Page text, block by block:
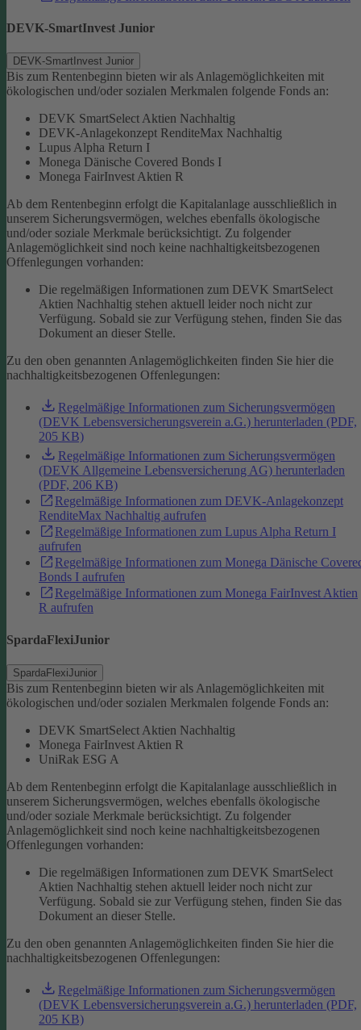
DEVK-SmartInvest Junior
DEVK-SmartInvest Junior
Bis zum Rentenbeginn bieten wir als Anlagemöglichkeiten mit
ökologischen und/oder sozialen Merkmalen folgende Fonds an:
DEVK SmartSelect Aktien Nachhaltig
DEVK-Anlagekonzept RenditeMax Nachhaltig
Lupus Alpha Return I
Monega Dänische Covered Bonds I
Monega FairInvest Aktien R
Ab dem Rentenbeginn erfolgt die Kapitalanlage ausschließlich in
unserem Sicherungsvermögen, welches ebenfalls ökologische
und/oder soziale Merkmale berücksichtigt. Zu folgender
Anlagemöglichkeit sind noch keine nachhaltigkeitsbezogenen
Offenlegungen vorhanden:
Die regelmäßigen Informationen zum DEVK SmartSelect
Aktien Nachhaltig stehen aktuell leider noch nicht zur
Verfügung. Sobald sie zur Verfügung stehen, finden Sie das
Dokument an dieser Stelle.
Zu den oben genannten Anlagemöglichkeiten finden Sie hier die
nachhaltigkeitsbezogenen Offenlegungen:
Regelmäßige Informationen zum Sicherungsvermögen
(DEVK Lebensversicherungsverein a.G.) herunterladen (PDF,
205 KB)
Regelmäßige Informationen zum Sicherungsvermögen
(DEVK Allgemeine Lebensversicherung AG) herunterladen
(PDF, 206 KB)
Regelmäßige Informationen zum DEVK-Anlagekonzept
RenditeMax Nachhaltig aufrufen
Regelmäßige Informationen zum Lupus Alpha Return I
aufrufen
Regelmäßige Informationen zum Monega Dänische
Bonds I aufrufen
Regelmäßige Informationen zum Monega FairInvest Aktien
R aufrufen
SpardaFlexiJunior
SpardaFlexiJunior
Bis zum Rentenbeginn bieten wir als Anlagemöglichkeiten mit
ökologischen und/oder sozialen Merkmalen folgende Fonds an:
DEVK SmartSelect Aktien Nachhaltig
Monega FairInvest Aktien R
UniRak ESG A
Ab dem Rentenbeginn erfolgt die Kapitalanlage ausschließlich in
unserem Sicherungsvermögen, welches ebenfalls ökologische
und/oder soziale Merkmale berücksichtigt. Zu folgender
Anlagemöglichkeit sind noch keine nachhaltigkeitsbezogenen
Offenlegungen vorhanden:
Die regelmäßigen Informationen zum DEVK SmartSelect
Aktien Nachhaltig stehen aktuell leider noch nicht zur
Verfügung. Sobald sie zur Verfügung stehen, finden Sie das
Dokument an dieser Stelle.
Zu den oben genannten Anlagemöglichkeiten finden Sie hier die
nachhaltigkeitsbezogenen Offenlegungen:
Regelmäßige Informationen zum Sicherungsvermögen
(DEVK Lebensversicherungsverein a.G.) herunterladen (PDF,
205 KB)